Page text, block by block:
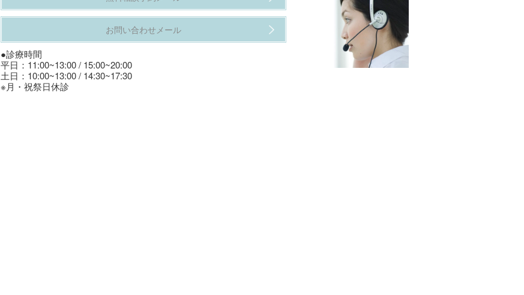
お問い合わせメール
●診療時間
平日：11:00~13:00 / 15:00~20:00
土日：10:00~13:00 / 14:30~17:30
※月・祝祭日休診